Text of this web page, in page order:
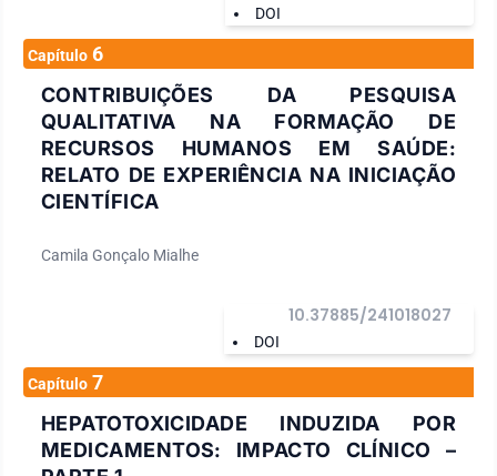
DOI
Capítulo 6
CONTRIBUIÇÕES DA PESQUISA
QUALITATIVA NA FORMAÇÃO DE
RECURSOS HUMANOS EM SAÚDE:
RELATO DE EXPERIÊNCIA NA INICIAÇÃO
CIENTÍFICA
Camila Gonçalo Mialhe
DOI
10.37885/241018027
Capítulo 7
HEPATOTOXICIDADE INDUZIDA POR
MEDICAMENTOS: IMPACTO CLÍNICO –